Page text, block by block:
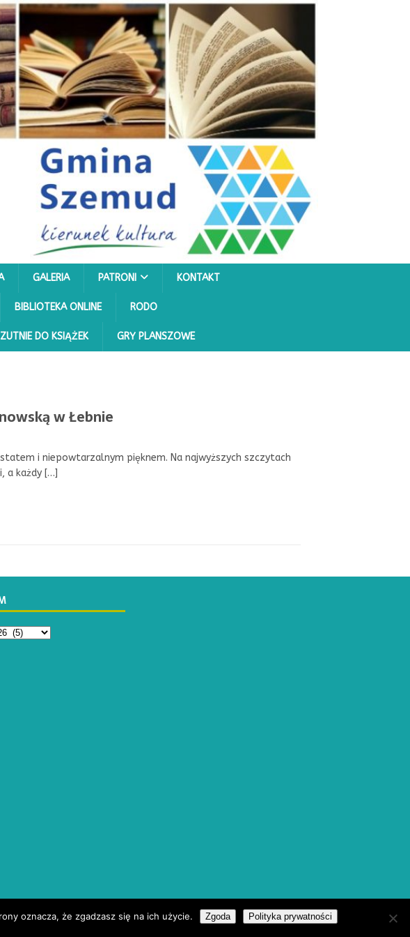
GALERIA PATRONI KONTAKT
BIBLIOTEKA ONLINE RODO
DO KSIĄŻEK GRY PLANSZOWE
w Łebnie
i niepowtarzalnym pięknem. Na najwyższych szczytach
a każdy […]
oznacza, że zgadzasz się na ich użycie. Zgoda Polityka prywatności